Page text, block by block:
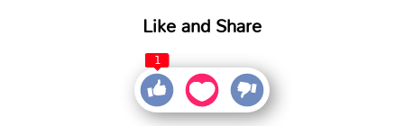
Like and Share
1